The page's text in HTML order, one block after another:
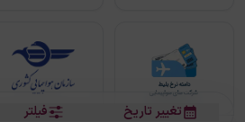
فیلتر تغییر تاریخ